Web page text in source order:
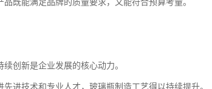
既能满足品牌的质量要求，又能符合预算考量。
创新是企业发展的核心动力。
进技术和专业人才，玻璃瓶制造工艺得以持续提升。